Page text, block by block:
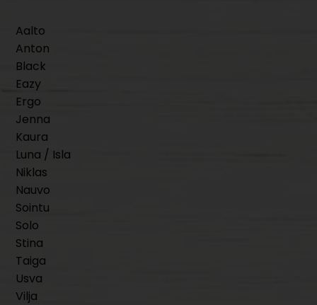
Aalto
Anton
Black
Eazy
Ergo
Jenna
Kaura
Luna / Isla
Niklas
Nauvo
Sointu
Solo
Stina
Taiga
Usva
Vilja